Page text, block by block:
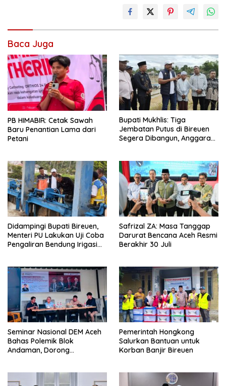
Baca Juga
PB HIMABIR: Cetak Sawah
Baru Penantian Lama dari
Petani
Bupati Mukhlis: Tiga
Jembatan Putus di Bireuen
Segera Dibangun, Anggaran
Didampingi Bupati Bireuen,
Menteri PU Lakukan Uji Coba
Pengaliran Bendung Irigasi
Safrizal ZA: Masa Tanggap
Darurat Bencana Aceh Resmi
Berakhir 30 Juli
Seminar Nasional DEM Aceh
Bahas Polemik Blok
Andaman, Dorong
Pemerintah Hongkong
Salurkan Bantuan untuk
Korban Banjir Bireuen